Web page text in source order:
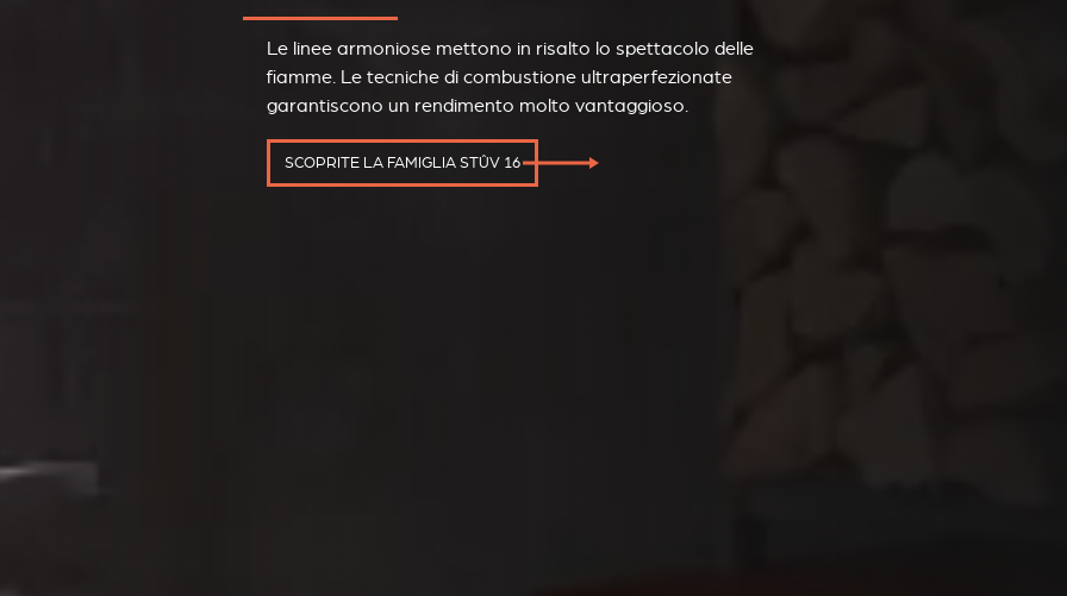
Le linee armoniose mettono in risalto lo spettacolo delle
fiamme. Le tecniche di combustione ultraperfezionate
garantiscono un rendimento molto vantaggioso.
SCOPRITE LA FAMIGLIA STÛV 16